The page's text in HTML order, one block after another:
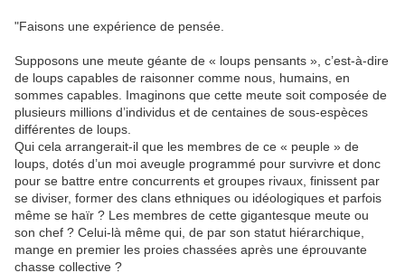
"Faisons une expérience de pensée.
Supposons une meute géante de « loups pensants », c’est-à-dire
de loups capables de raisonner comme nous, humains, en
sommes capables. Imaginons que cette meute soit composée de
plusieurs millions d’individus et de centaines de sous-espèces
différentes de loups.
Qui cela arrangerait-il que les membres de ce « peuple » de
loups, dotés d’un moi aveugle programmé pour survivre et donc
pour se battre entre concurrents et groupes rivaux, finissent par
se diviser, former des clans ethniques ou idéologiques et parfois
même se haïr ? Les membres de cette gigantesque meute ou
son chef ? Celui-là même qui, de par son statut hiérarchique,
mange en premier les proies chassées après une éprouvante
chasse collective ?